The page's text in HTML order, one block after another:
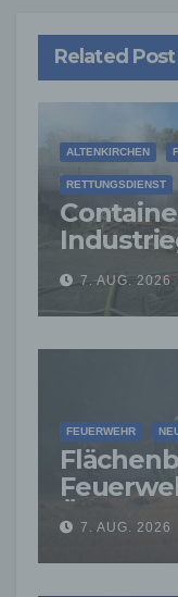
Related Post
ALTENKIRCHEN
RETTUNGSDIENST
weitere
7. AUG. 2026
FEUERWEHR
7. AUG. 2026